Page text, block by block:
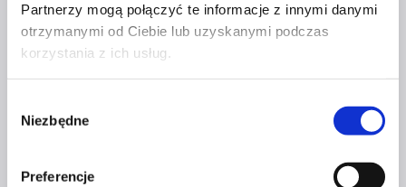
Partnerzy mogą połączyć te informacje z innymi danymi
otrzymanymi od Ciebie lub uzyskanymi podczas
korzystania z ich usług.
zgody
Niezbędne
Preferencje
PORADNIK DLA
BUSINESSWOMAN
2022
Dowiedz się więcej